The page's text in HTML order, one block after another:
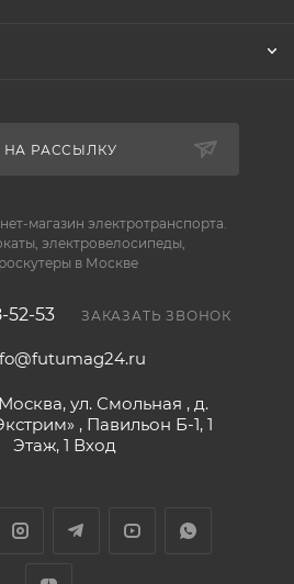
РАССЫЛКУ
магазин электротранспорта.
электровелосипеды,
в Москве
52-53 ЗАКАЗАТЬ ЗВОНОК
ул. Смольная , д.
, Павильон Б-1, 1
Этаж, 1 Вход